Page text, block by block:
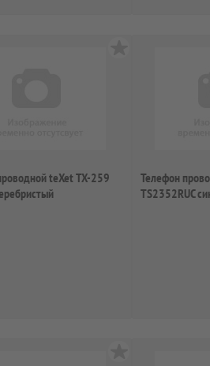
teXet TX-259
Телефон
TS2352RUC